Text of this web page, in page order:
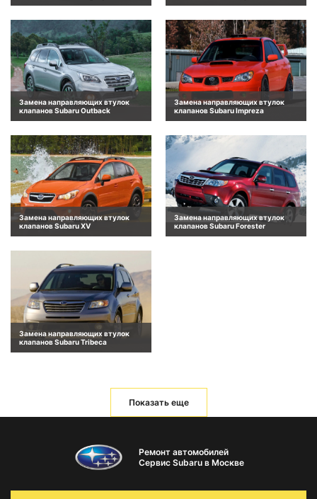
Замена направляющих втулок
клапанов Subaru Outback
Замена направляющих втулок
клапанов Subaru Impreza
Замена направляющих втулок
клапанов Subaru XV
Замена направляющих втулок
клапанов Subaru Forester
Замена направляющих втулок
клапанов Subaru Tribeca
Показать еще
Ремонт автомобилей
Сервис Subaru в Москве